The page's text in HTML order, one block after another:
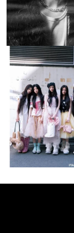
musicjapantv
💡8月特番放送決
8月 4
1 0